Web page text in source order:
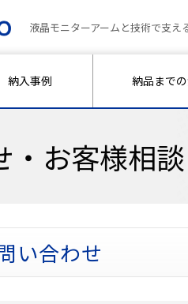
液晶モニターアームと技術で支
納入事例 納品まで
・お客様相
い合わせ